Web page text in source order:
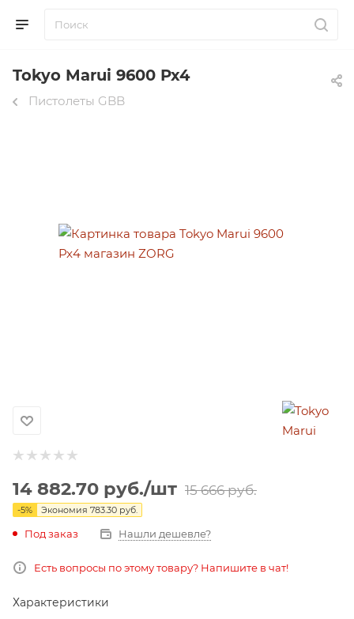
Tokyo Marui 9600 Px4
Пистолеты GBB
14 882.70 руб./шт 15 666руб.
-5% Экономия 783.30 руб.
Под заказ Нашли дешевле?
Есть вопросы по этому товару? Напишите в чат!
Характеристики